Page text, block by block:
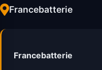
Francebatterie
Francebatterie